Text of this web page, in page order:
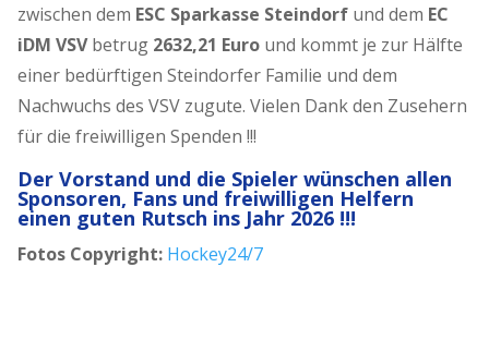
zwischen dem ESC Sparkasse Steindorfund dem EC
iDM VSVbetrug2632,21 Euround kommt je zur Hälfte
einer bedürftigen Steindorfer Familie und dem
Nachwuchs des VSV zugute. Vielen Dank den Zusehern
für die freiwilligen Spenden !!!
Der Vorstand und die Spieler wünschen allen
Sponsoren, Fans und freiwilligen Helfern
einen guten Rutsch ins Jahr 2026 !!!
Fotos Copyright: Hockey24/7